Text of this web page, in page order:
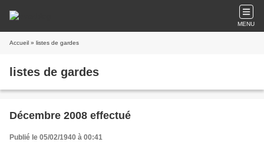
MENU
Accueil » listes de gardes
listes de gardes
Décembre 2008 effectué
Publié le 05/02/1940 à 00:41